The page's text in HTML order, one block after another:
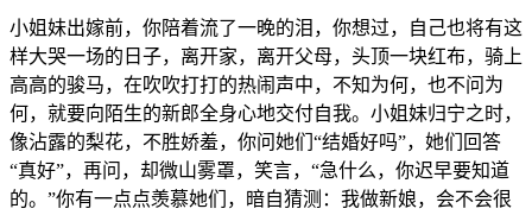
小姐妹出嫁前，你陪着流了一晚的泪，你想过，自己也将有这
样大哭一场的日子，离开家，离开父母，头顶一块红布，骑上
高高的骏马，在吹吹打打的热闹声中，不知为何，也不问为
何，就要向陌生的新郎全身心地交付自我。小姐妹归宁之时，
像沾露的梨花，不胜娇羞，你问她们“结婚好吗”，她们回答
“真好”，再问，却微山雾罩，笑言，“急什么，你迟早要知道
的。”你有一点点羡慕她们，暗自猜测：我做新娘，会不会很